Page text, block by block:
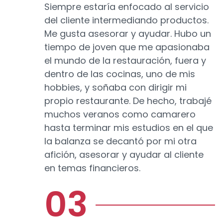
Siempre estaría enfocado al servicio
del cliente intermediando productos.
Me gusta asesorar y ayudar. Hubo un
tiempo de joven que me apasionaba
el mundo de la restauración, fuera y
dentro de las cocinas, uno de mis
hobbies, y soñaba con dirigir mi
propio restaurante. De hecho, trabajé
muchos veranos como camarero
hasta terminar mis estudios en el que
la balanza se decantó por mi otra
afición, asesorar y ayudar al cliente
en temas financieros.